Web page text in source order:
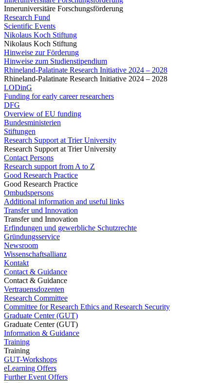
Inneruniversitäre Forschungsförderung
Research Fund
Scientific Events
Nikolaus Koch Stiftung
Nikolaus Koch Stiftung
Hinweise zur Förderung
Hinweise zum Studienstipendium
Rhineland-Palatinate Research Initiative 2024 – 2028
Rhineland-Palatinate Research Initiative 2024 – 2028
LODinG
Funding for early career researchers
DFG
Overview of EU funding
Bundesministerien
Stiftungen
Research Support at Trier University
Research Support at Trier University
Contact Persons
Research support from A to Z
Good Research Practice
Good Research Practice
Ombudspersons
Additional information and useful links
Transfer und Innovation
Transfer und Innovation
Erfindungen und gewerbliche Schutzrechte
Gründungsservice
Newsroom
Wissenschaftsallianz
Kontakt
Contact & Guidance
Contact & Guidance
Vertrauensdozenten
Research Committee
Committee for Research Ethics and Research Security
Graduate Center (GUT)
Graduate Center (GUT)
Information & Guidance
Training
Training
GUT-Workshops
eLearning Offers
Further Event Offers